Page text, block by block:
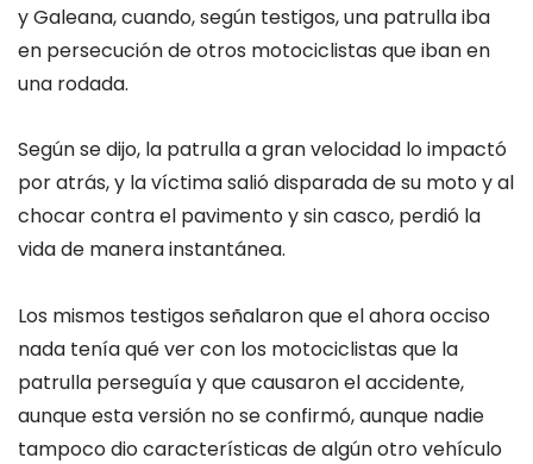
y Galeana, cuando, según testigos, una patrulla iba
en persecución de otros motociclistas que iban en
una rodada.
Según se dijo, la patrulla a gran velocidad lo impactó
por atrás, y la víctima salió disparada de su moto y al
chocar contra el pavimento y sin casco, perdió la
vida de manera instantánea.
Los mismos testigos señalaron que el ahora occiso
nada tenía qué ver con los motociclistas que la
patrulla perseguía y que causaron el accidente,
aunque esta versión no se confirmó, aunque nadie
tampoco dio características de algún otro vehículo